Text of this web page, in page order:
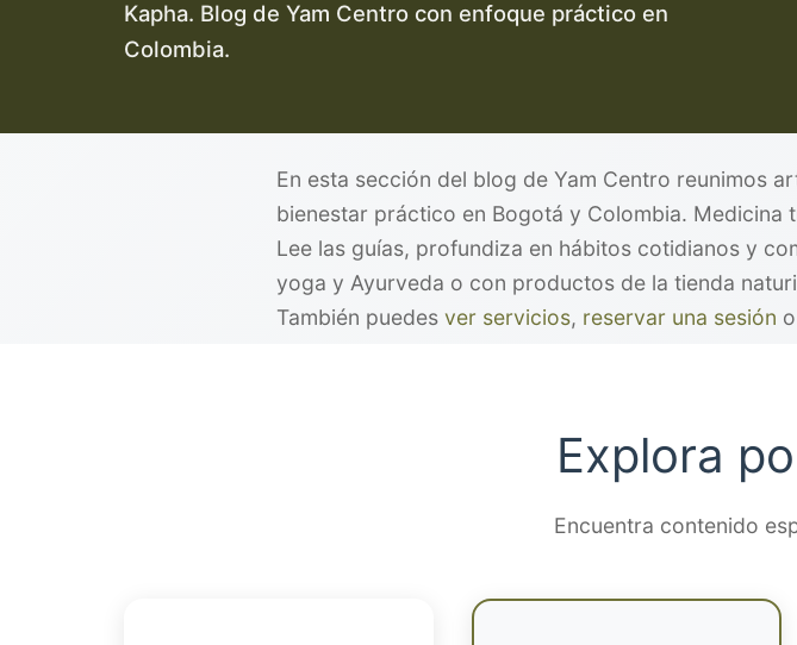
Kapha. Blog de Yam Centro con enfoque práctico en
Colombia.
En esta sección del blog de Yam Centro reunimos
bienestar práctico en Bogotá y Colombia.
Lee las guías, profundiza en hábitos cotidianos y
yoga y Ayurveda o con productos de la tienda
También puedes ver servicios, reservar una sesión
Explora
Encuentra contenido